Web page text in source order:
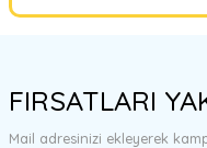
tarafımıza iletebilirsiniz.
Görüş ve önerileriniz için
FIRSATLARI
Mail adresinizi ekleyerek